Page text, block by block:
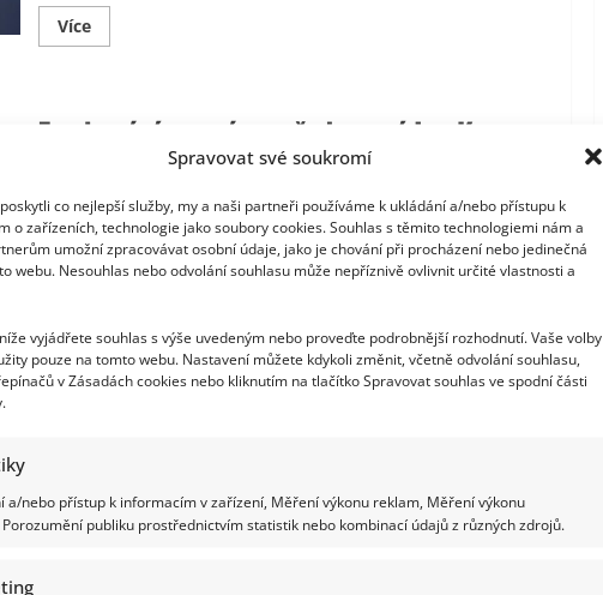
Spravovat své soukromí
co nejlepší služby, my a naši partneři používáme k ukládání a/nebo přístupu k
o zařízeních, technologie jako soubory cookies. Souhlas s těmito technologiemi nám a
umožní zpracovávat osobní údaje, jako je chování při procházení nebo jedinečná
webu. Nesouhlas nebo odvolání souhlasu může nepříznivě ovlivnit určité vlastnosti a
vyjádřete souhlas s výše uvedeným nebo proveďte podrobnější rozhodnutí. Vaše volby
pouze na tomto webu. Nastavení můžete kdykoli změnit, včetně odvolání souhlasu,
v Zásadách cookies nebo kliknutím na tlačítko Spravovat souhlas ve spodní části
a/nebo přístup k informacím v zařízení, Měření výkonu reklam, Měření výkonu
publiku prostřednictvím statistik nebo kombinací údajů z různých zdrojů.
VíceRead
more
poprvé
asistentkou.
Následky
mu
prý
vůbec
Za chování ve svém pořadu nyní Jan Kraus
čelí ostré kritice. Divákům je líto jeho
13letého hosta
Richard Touš 29. 4. 2025
svých...
svém
pořadu
nyní
Karel Šíp se rozčílil kvůli kritice jeho
pořadu. Ostrá slova o svých divácích chtěl